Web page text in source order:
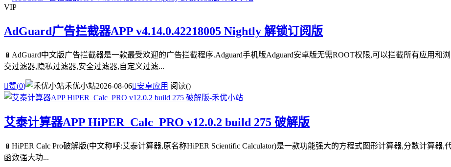
VIP
AdGuard广告拦截器APP v4.14.0.42218005 Nightly 解锁订阅版
📱AdGuard中文版广告拦截器是一款最受欢迎的广告拦截程序.Adguard手机版Adguard安卓版无需ROOT权限,可以拦截所有应用
交过滤器,隐私过滤器,安全过滤器,自定义过滤...
赞(0) 禾优小站2026-08-06安卓应用 阅读()
艾泰计算器APP HiPER_Calc_PRO v12.0.2 build 275 破解版
📱HiPER Calc Pro破解版(中文称呼:艾泰计算器,原名称HiPER Scientific Calculator)是一款功能强大的方程式图形计算器,分数计算
函数强大功...